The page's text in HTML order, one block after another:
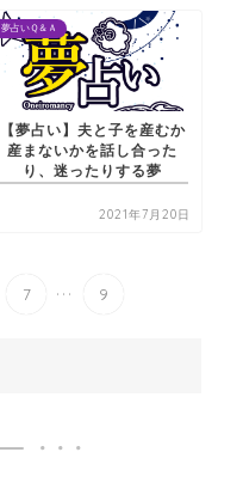
夢占いＱ＆Ａ
【夢占い】夫と子を産むか
産まないかを話し合った
り、迷ったりする夢
2021年7月20日
7 ... 9